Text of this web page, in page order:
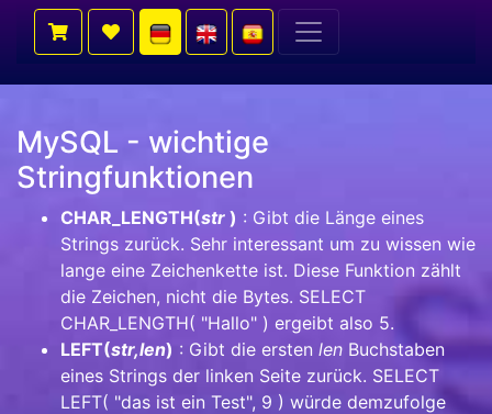
MySQL - wichtige
Stringfunktionen
CHAR_LENGTH(str ) : Gibt die Länge eines
Strings zurück. Sehr interessant um zu wissen wie
lange eine Zeichenkette ist. Diese Funktion zählt
die Zeichen, nicht die Bytes. SELECT
CHAR_LENGTH( "Hallo" ) ergeibt also 5.
LEFT(str,len) : Gibt die ersten len Buchstaben
eines Strings der linken Seite zurück. SELECT
LEFT( "das ist ein Test", 9 ) würde demzufolge